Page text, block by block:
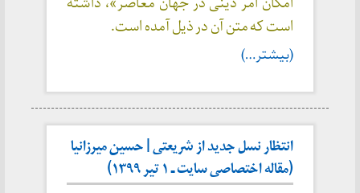
است که متن آن در ذیل آمده است.
(بیشتر…)
انتظار نسل جدید از شریعتی | حسین میرزانیا
(مقاله اختصاصی سایت ـ ۱ تیر ۱۳۹۹)